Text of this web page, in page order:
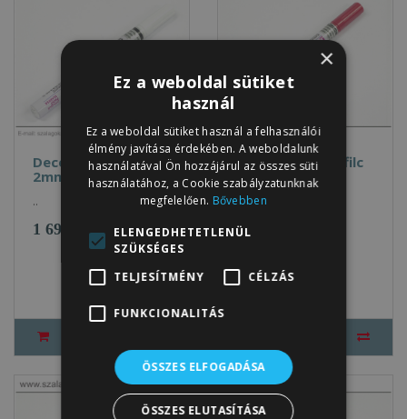
Deco Color lakkfilc
2mm FEHÉR
..
1 690Ft
Deco Color lakkfilc
2mm PIROS
..
1 690Ft
×
Ez a weboldal sütiket
használ
Ez a weboldal sütiket használ a felhasználói
élmény javítása érdekében. A weboldalunk
használatával Ön hozzájárul az összes süti
használatához, a Cookie szabályzatunknak
megfelelően. Bővebben
ELENGEDHETETLENÜL
SZÜKSÉGES
TELJESÍTMÉNY
CÉLZÁS
FUNKCIONALITÁS
ÖSSZES ELFOGADÁSA
ÖSSZES ELUTASÍTÁSA